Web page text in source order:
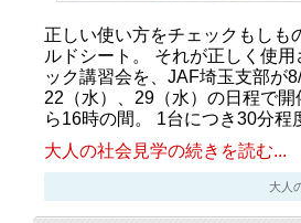
正しい使い方をチェックもしも
ルドシート。 それが正しく使
ック講習会を、JAF埼玉支部が
22（水）、29（水）の日程で
ら16時の間。 1台につき30分
大人の社会見学の続きを読む...
大人